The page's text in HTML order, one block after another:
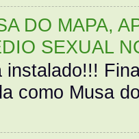
DO MAPA,
SEXUAL
instalado!!!
como Musa